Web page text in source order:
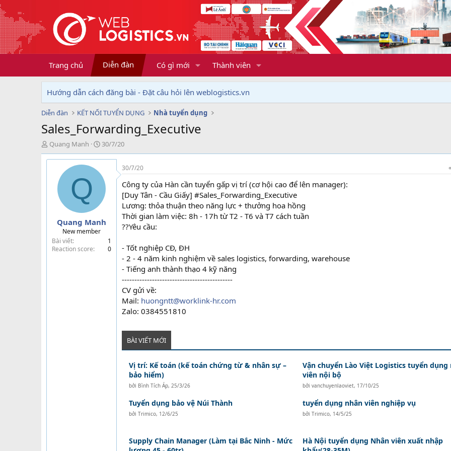
Trang chủ Diễn đàn Có gì mới Thành viên
Hướng dẫn cách đăng bài - Đặt câu hỏi lên weblogistics.vn
Diễn đàn KẾT NỐI TUYỂN DỤNG Nhà tuyển dụng
Sales_Forwarding_Executive
T
h
r
Quang Manh
N
g
à
g
ử
30/7/20
Q
Quang Manh
New member
Bài viết
1
Reaction score
0
30/7/20
Công ty của Hàn cần tuyển gấp vị trí (cơ hội cao để lên manager):
[Duy Tân - Cầu Giấy] #Sales_Forwarding_Executive
Lương: thỏa thuận theo năng lực + thưởng hoa hồng
Thời gian làm việc: 8h - 17h từ T2 - T6 và T7 cách tuần
??Yêu cầu:
- Tốt nghiệp CĐ, ĐH
- 2 - 4 năm kinh nghiệm về sales logistics, forwarding, warehouse
- Tiếng anh thành thạo 4 kỹ năng
--------------------------------------------
CV gửi về:
Mail: huongntt@worklink-hr.com
Zalo: 0384551810
BÀI VIẾT MỚI
Vị trí: Kế toán (kế toán chứng từ & nhân sự –
bảo hiểm)
bởi Bình Tích Áp, 25/3/26
Vận chuyển Lào Việt Logistics tuyển dụng
viên nội bộ
bởi vanchuyenlaoviet, 17/10/25
Tuyển dụng bảo vệ Núi Thành
bởi Trimico, 12/6/25
tuyển dụng nhân viên nghiệp vụ
bởi Trimico, 14/5/25
Supply Chain Manager (Làm tại Bắc Ninh - Mức
Hà Nội tuyển dụng Nhân viên xuất nhập